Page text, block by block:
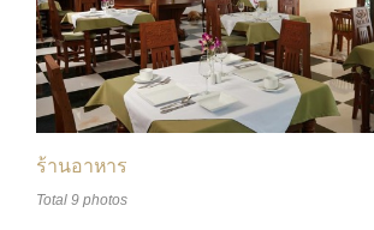
ร้านอาหาร
Total 9 photos